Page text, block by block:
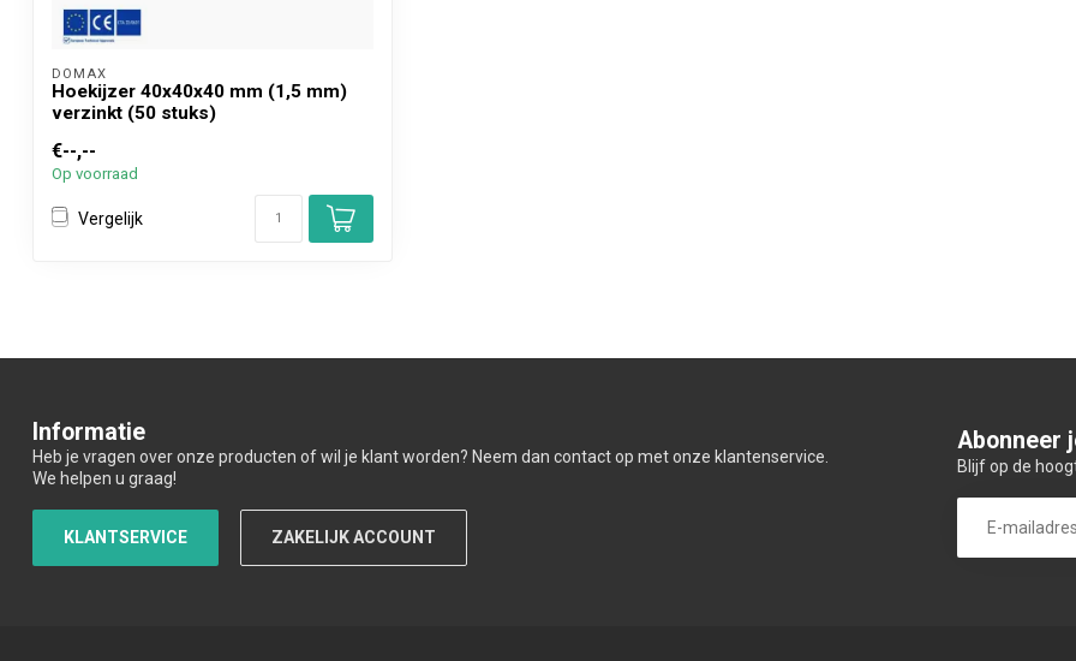
DOMAX
Hoekijzer 40x40x40 mm (1,5 mm)
verzinkt (50 stuks)
€--,--
Op voorraad
Vergelijk
Informatie
Heb je vragen over onze producten of wil je klant worden? Neem dan contact op met onze klantenservice.
We helpen u graag!
KLANTSERVICE ZAKELIJK ACCOUNT
Abonneer
Blijf op de